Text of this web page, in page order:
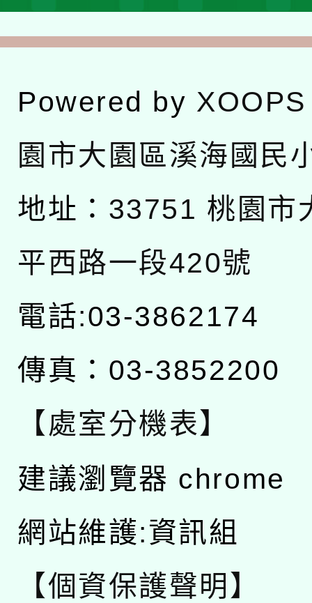
Powered by XOOPS
園市大園區溪海國民
地址： 33751 桃園市
平西路一段420號
電話:03-3862174
傳真：03-3852200
【處室分機表】
建議瀏覽器 chrome
網站維護:資訊組
【個資保護聲明】